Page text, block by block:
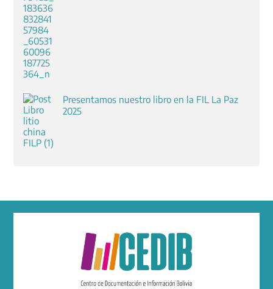
Presentamos nuestro libro en la FIL La Paz
2025